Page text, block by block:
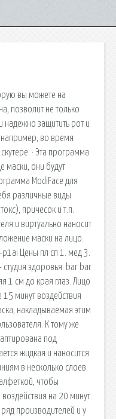
вы можете на
позволит не только
надежно защитить рот и
во время
· Эта программа
маски, они будут
ModiFace для
различные виды
причесок и т.п.
и виртуально наносит
маски на лицо.
Цены пл сп 1. мед 3.
студия здоровья. bar bar
1 см до края глаз. Лицо
минут воздействия
накладываемая этим
К тому же
под
жидкая и наносится
в несколько слоев.
чтобы
на 20 минут.
производителей и у